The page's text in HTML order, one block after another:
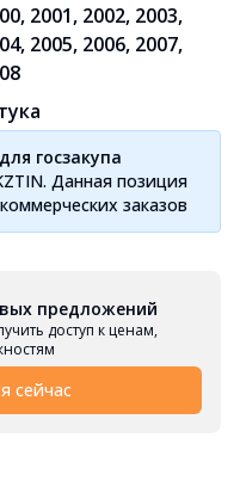
2001, 2002, 2003,
2005, 2006, 2007,
госзакупа
Данная позиция
заказов
предложений
доступ к ценам,
сейчас